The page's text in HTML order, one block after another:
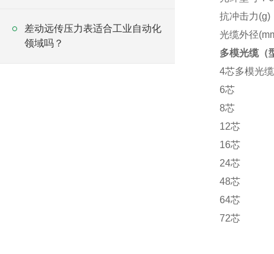
差动远传压力表适合工业自动化
领域吗？
抗冲击力(g)
光缆外径
多模光缆（
4芯多模光缆
6芯
8芯
12芯
16芯
24芯
48芯
64芯
72芯